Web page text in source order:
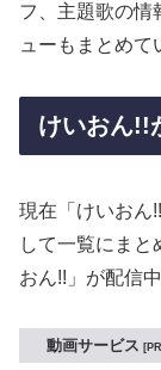
フ、主題歌の情
ューもまとめて
けいおん!!
現在「けいおん
して一覧にま
おん!!」が配信中
動画サービス